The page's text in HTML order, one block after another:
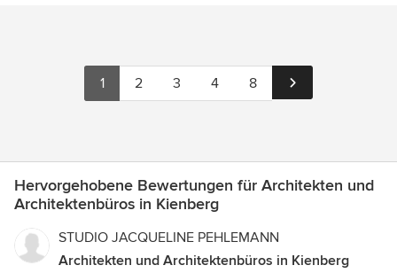
1 2 3 4 8
Hervorgehobene Bewertungen für Architekten und
Architektenbüros in Kienberg
STUDIO JACQUELINE PEHLEMANN
Architekten und Architektenbüros in Kienberg